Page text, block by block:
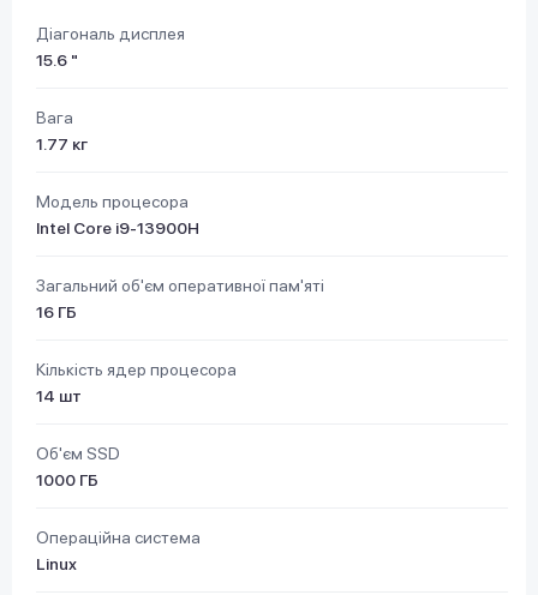
Діагональ дисплея
15.6 "
Вага
1.77 кг
Модель процесора
Intel Core i9-13900H
Загальний об'єм оперативної пам'яті
16 ГБ
Кількість ядер процесора
14 шт
Об'єм SSD
1000 ГБ
Операційна система
Linux